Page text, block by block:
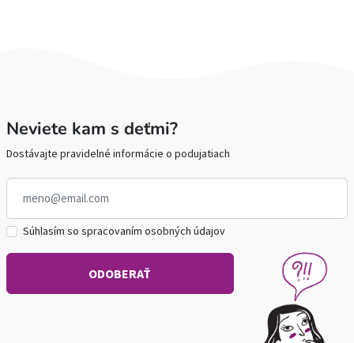
Neviete kam s deťmi?
Dostávajte pravidelné informácie o podujatiach
Súhlasím so spracovaním osobných údajov